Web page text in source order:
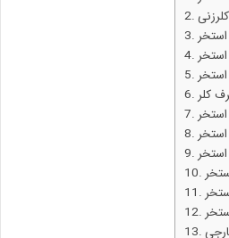
استخر
کلر
استخر